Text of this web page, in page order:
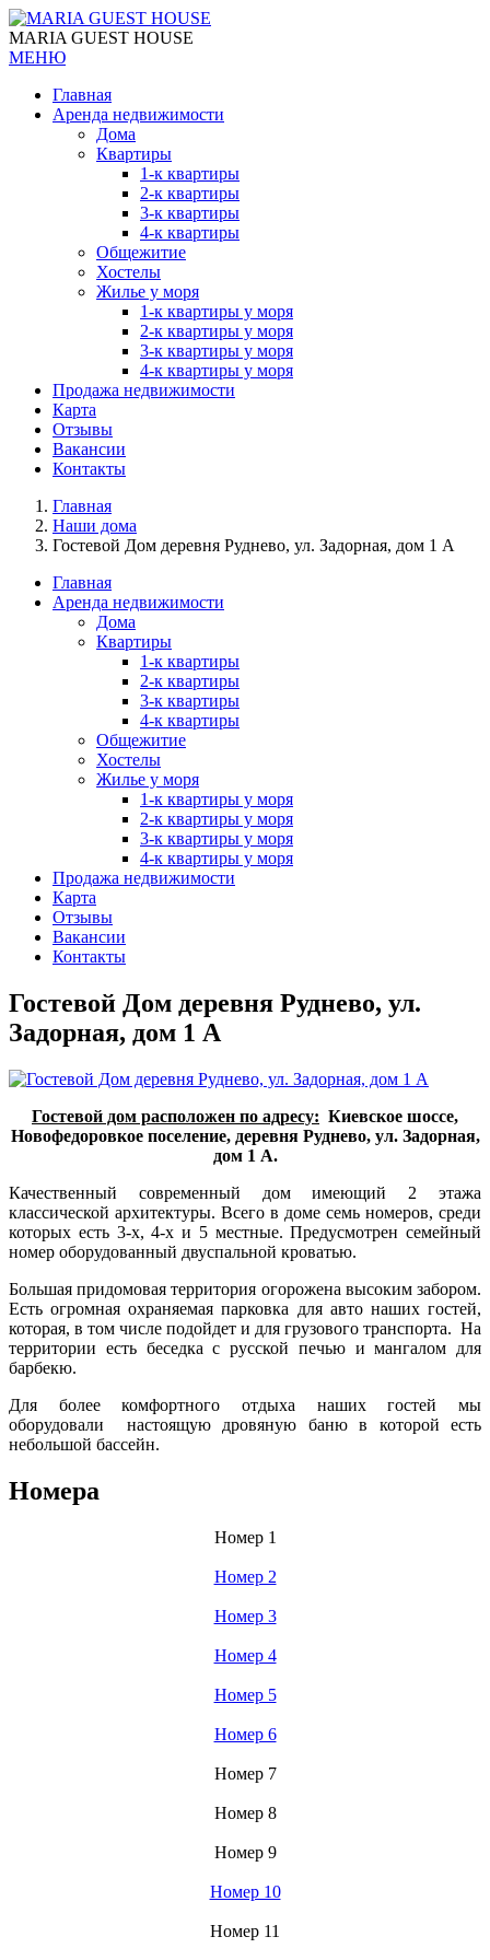
MARIA GUEST HOUSE
МЕНЮ
Главная
Аренда недвижимости
Дома
Квартиры
1-к квартиры
2-к квартиры
3-к квартиры
4-к квартиры
Общежитие
Хостелы
Жилье у моря
1-к квартиры у моря
2-к квартиры у моря
3-к квартиры у моря
4-к квартиры у моря
Продажа недвижимости
Карта
Отзывы
Вакансии
Контакты
Главная
Наши дома
Гостевой Дом деревня Руднево, ул. Задорная, дом 1 А
Главная
Аренда недвижимости
Дома
Квартиры
1-к квартиры
2-к квартиры
3-к квартиры
4-к квартиры
Общежитие
Хостелы
Жилье у моря
1-к квартиры у моря
2-к квартиры у моря
3-к квартиры у моря
4-к квартиры у моря
Продажа недвижимости
Карта
Отзывы
Вакансии
Контакты
Гостевой Дом деревня Руднево, ул.
Задорная, дом 1 А
Гостевой дом расположен по адресу: Киевское шоссе,
Новофедоровкое поселение, деревня Руднево, ул. Задорная,
дом 1 А.
Качественный современный дом имеющий 2 этажа
классической архитектуры. Всего в доме семь номеров, среди
которых есть 3-х, 4-х и 5 местные. Предусмотрен семейный
номер оборудованный двуспальной кроватью.
Большая придомовая территория огорожена высоким забором.
Есть огромная охраняемая парковка для авто наших гостей,
которая, в том числе подойдет и для грузового транспорта. На
территории есть беседка с русской печью и мангалом для
барбекю.
Для более комфортного отдыха наших гостей мы
оборудовали настоящую дровяную баню в которой есть
небольшой бассейн.
Номера
Номер 1
Номер 2
Номер 3
Номер 4
Номер 5
Номер 6
Номер 7
Номер 8
Номер 9
Номер 10
Номер 11